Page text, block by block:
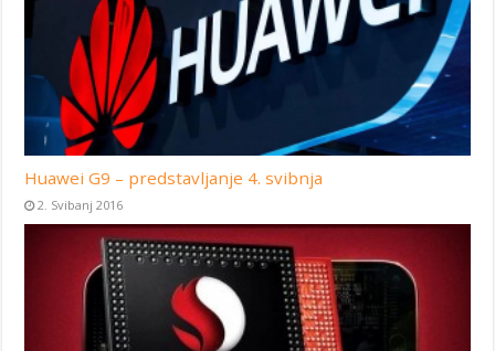
Huawei G9 – predstavljanje 4. svibnja
2. Svibanj 2016